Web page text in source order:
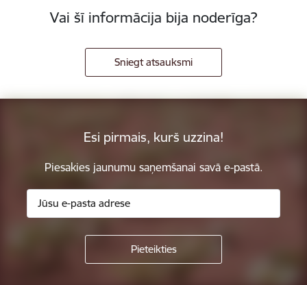
Vai šī informācija bija noderīga?
Sniegt atsauksmi
Esi pirmais, kurš uzzina!
Piesakies jaunumu saņemšanai savā e-pastā.